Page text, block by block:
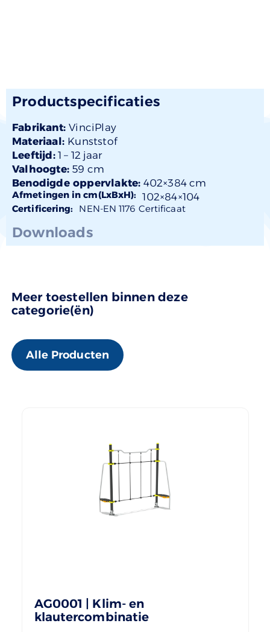
Productspecificaties
Fabrikant:VinciPlay
Materiaal: Kunststof
Leeftijd:1 – 12 jaar
Valhoogte: 59 cm
Benodigde oppervlakte: 402×384 cm
Afmetingen in cm(LxBxH): 102×84×104
Certificering: NEN-EN 1176 Certificaat
Downloads
Meer toestellen binnen deze
categorie(ën)
Alle Producten
AG0001 | Klim- en
klautercombinatie